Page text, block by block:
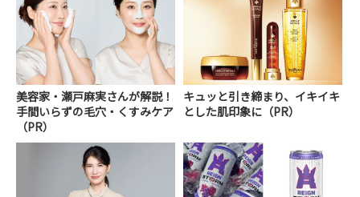
美容家・瀬戸麻実さんが解説！
手間いらずの毛穴・くすみケア
（PR）
キュッと引き締まり、イキイキ
とした肌印象に（PR）